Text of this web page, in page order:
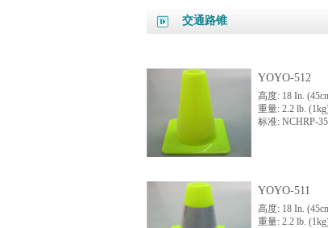
交通路锥
YOYO-512
高度: 18 In.
重量: 2.2 lb.
标准: NCHRP-
YOYO-511
高度: 18 In.
重量: 2.2 lb.